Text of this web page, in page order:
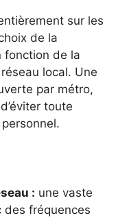
sur les
de la
fonction de la
local. Une
par métro,
toute
: une vaste
des fréquences